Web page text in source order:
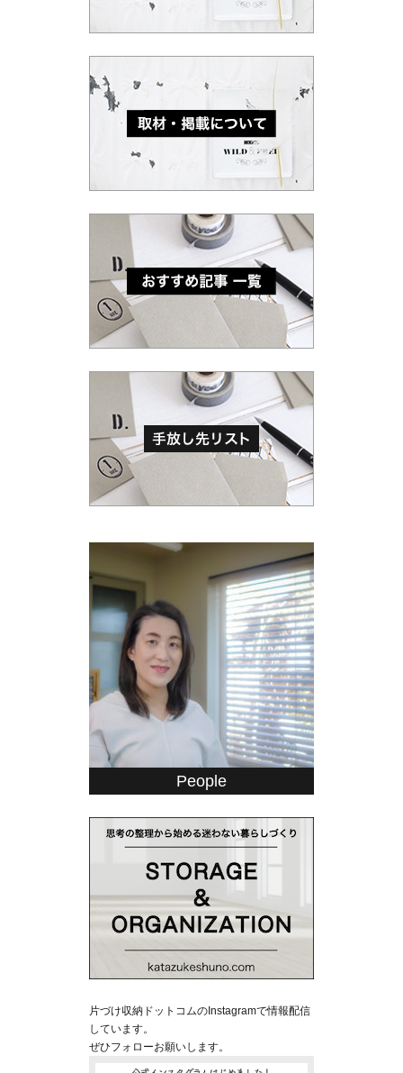
People
片づけ収納ドットコムのInstagramで情報配信
しています。
ぜひフォローお願いします。